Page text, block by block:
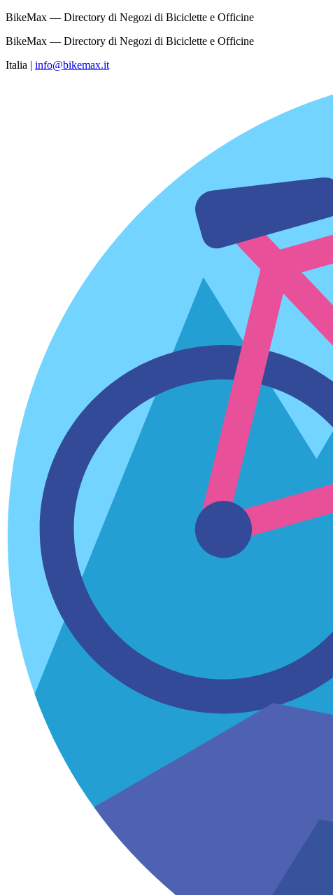
BikeMax — Directory di Negozi di Biciclette e Officine
BikeMax — Directory di Negozi di Biciclette e Officine
Italia | info@bikemax.it